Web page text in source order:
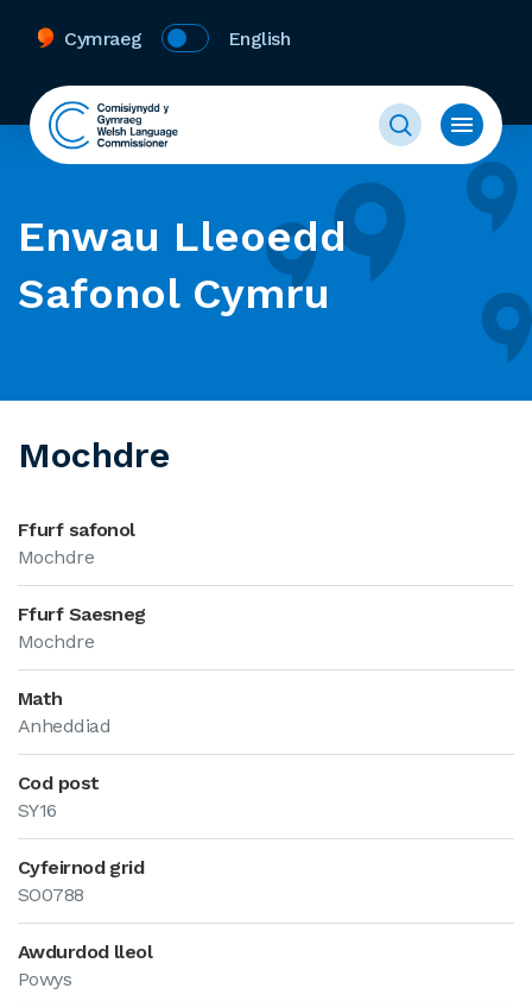
Cymraeg English
Enwau Lleoedd
Safonol Cymru
Mochdre
Ffurf safonol
Mochdre
Ffurf Saesneg
Mochdre
Math
Anheddiad
Cod post
SY16
Cyfeirnod grid
SO0788
Awdurdod lleol
Powys